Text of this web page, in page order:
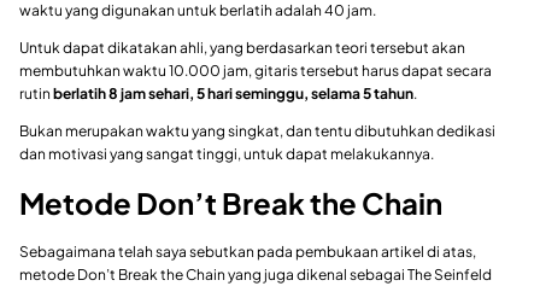
waktu yang digunakan untuk berlatih adalah 40 jam.
Untuk dapat dikatakan ahli, yang berdasarkan teori tersebut akan
membutuhkan waktu 10.000 jam, gitaris tersebut harus dapat secara
rutin berlatih 8 jam sehari, 5 hari seminggu, selama 5 tahun.
Bukan merupakan waktu yang singkat, dan tentu dibutuhkan dedikasi
dan motivasi yang sangat tinggi, untuk dapat melakukannya.
Metode Don’t Break the Chain
Sebagaimana telah saya sebutkan pada pembukaan artikel di atas,
metode Don’t Break the Chain yang juga dikenal sebagai The Seinfeld